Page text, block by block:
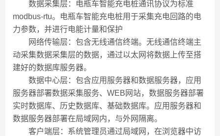
数据采集层：电瓶车智能充电桩通讯协议为标准
modbus-rtu。电瓶车智能充电桩用于采集充电回路的电
力参数，并进行电能计量和保护
网络传输层：包含无线通信终端。无线通信终端主
动采集数据采集层的数据，通过以太网将数据上传至搭
建好的数据库服务器。
数据中心层：包含应用服务器和数据服务器，应用
服务器部署数据采集服务、WEB网站，数据服务器部署
实时数据库、历史数据库、基础数据库。应用服务器和
数据服务器部署在局域网内，与外网隔离。
客户端层：系统管理员通过局域网，在浏览器中访